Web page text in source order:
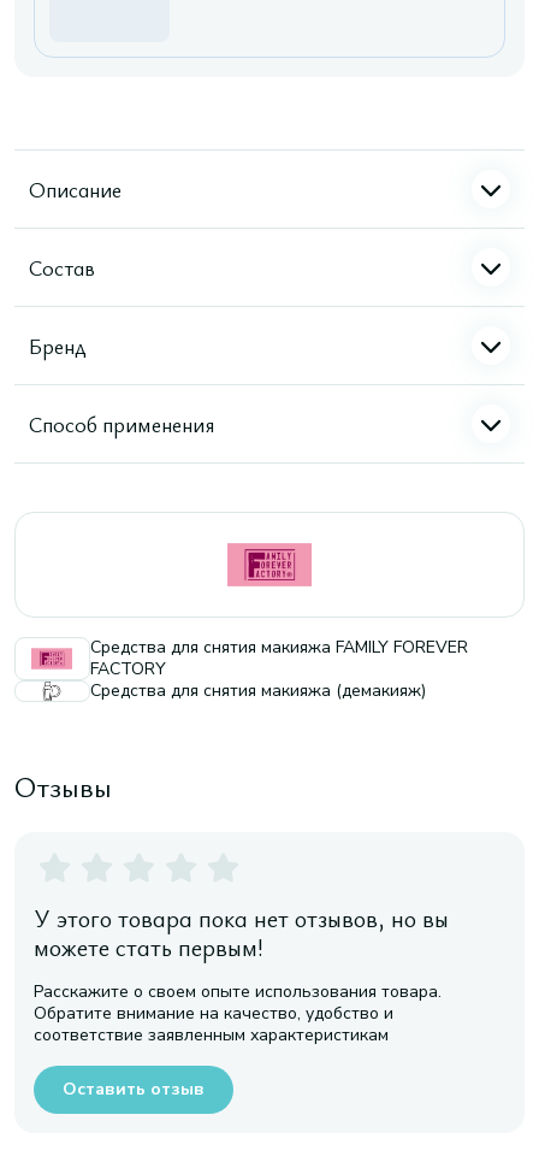
Описание
Состав
Бренд
Способ применения
Средства для снятия макияжа FAMILY FOREVER
FACTORY
Средства для снятия макияжа (демакияж)
Отзывы
У этого товара пока нет отзывов, но вы
можете стать первым!
Расскажите о своем опыте использования товара.
Обратите внимание на качество, удобство и
соответствие заявленным характеристикам
Оставить отзыв